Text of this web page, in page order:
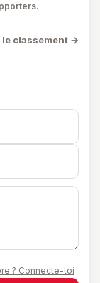
le classement →
? Connecte-toi